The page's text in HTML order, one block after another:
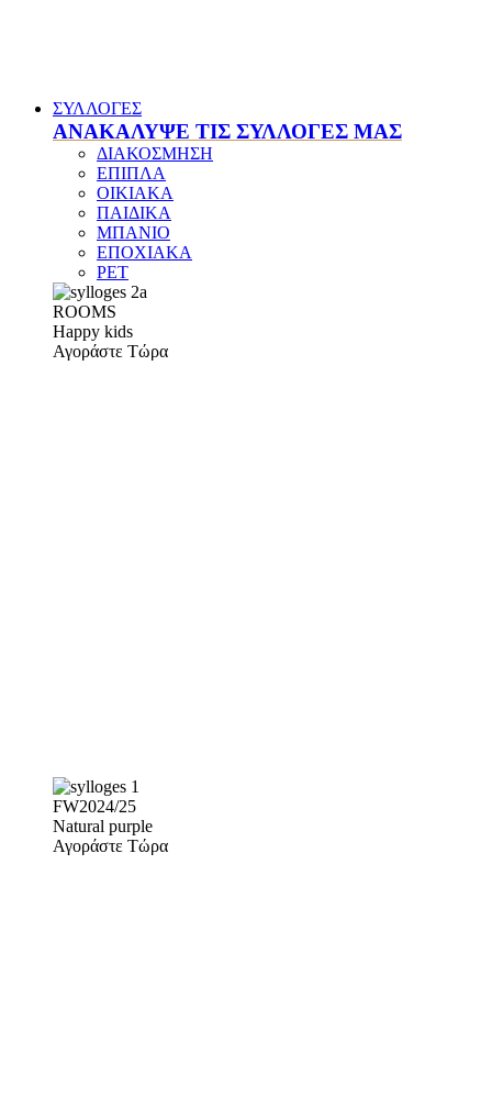
ΣΥΛΛΟΓΕΣ
ΑΝΑΚΑΛΥΨΕ ΤΙΣ ΣΥΛΛΟΓΕΣ ΜΑΣ
ΔΙΑΚΟΣΜΗΣΗ
ΕΠΙΠΛΑ
ΟΙΚΙΑΚΑ
ΠΑΙΔΙΚΑ
ΜΠΑΝΙΟ
ΕΠΟΧΙΑΚΑ
PET
ROOMS
Happy kids
Αγοράστε Τώρα
FW2024/25
Natural purple
Αγοράστε Τώρα